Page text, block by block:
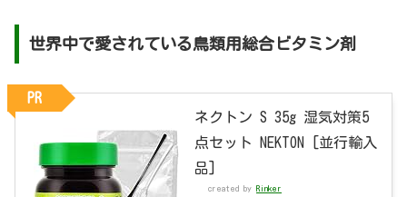
世界中で愛されている鳥類用総合ビタミン剤
ネクトン S 35g 湿気対策5
点セット NEKTON [並行輸入
品]
created by Rinker
PR